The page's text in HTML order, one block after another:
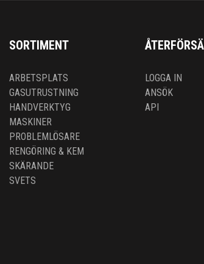
SORTIMENT
ARBETSPLATS
GASUTRUSTNING
HANDVERKTYG
MASKINER
PROBLEMLÖSARE
RENGÖRING & KEM
SKÄRANDE
SVETS
LOGGA IN
ANSÖK
API